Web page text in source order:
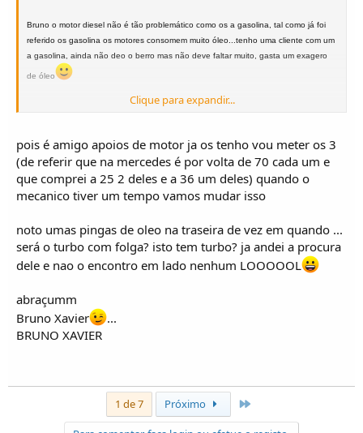
Bruno o motor diesel não é tão problemático como os a gasolina, tal como já foi
referido os gasolina os motores consomem muito óleo...tenho uma cliente com um
a gasolina, ainda não deo o berro mas não deve faltar muito, gasta um exagero
de óleo
"coman rail" isso é comum em todos os motores Mercedes cdi...alias a bomba até
Um outro já levou um turbo...temos que ver que todo o matrial é em tamanho
disposição do motor e componentes...o caso do intercoler que pouco serve
para baixo!!!!!!!!1
Clique para expandir...
pois é amigo apoios de motor ja os tenho vou meter os 3
(de referir que na mercedes é por volta de 70 cada um e
que comprei a 25 2 deles e a 36 um deles) quando o
mecanico tiver um tempo vamos mudar isso
noto umas pingas de oleo na traseira de vez em quando ...
será o turbo com folga? isto tem turbo? ja andei a procura
dele e nao o encontro em lado nenhum LOOOOOL
abraçumm
Bruno Xavier
...
BRUNO XAVIER
1 de 7 Próximo